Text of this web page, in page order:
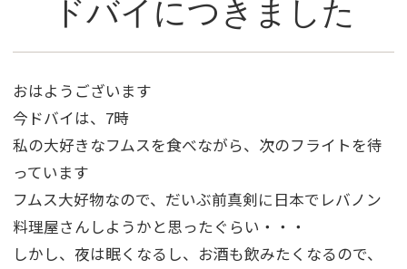
ドバイにつきました
おはようございます
今ドバイは、7時
私の大好きなフムスを食べながら、次のフライトを待
っています
フムス大好物なので、だいぶ前真剣に日本でレバノン
料理屋さんしようかと思ったぐらい・・・
しかし、夜は眠くなるし、お酒も飲みたくなるので、